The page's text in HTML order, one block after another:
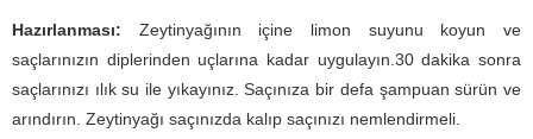
Hazırlanması: Zeytinyağının içine limon suyunu koyun ve
saçlarınızın diplerinden uçlarına kadar uygulayın.30 dakika sonra
saçlarınızı ılık su ile yıkayınız. Saçınıza bir defa şampuan sürün ve
arındırın. Zeytinyağı saçınızda kalıp saçınızı nemlendirmeli.